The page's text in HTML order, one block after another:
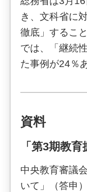
き、文科省に
徹底」するこ
では、「継続
た事例が24％
資料
「第3期教
中央教育審議
いて」（答申